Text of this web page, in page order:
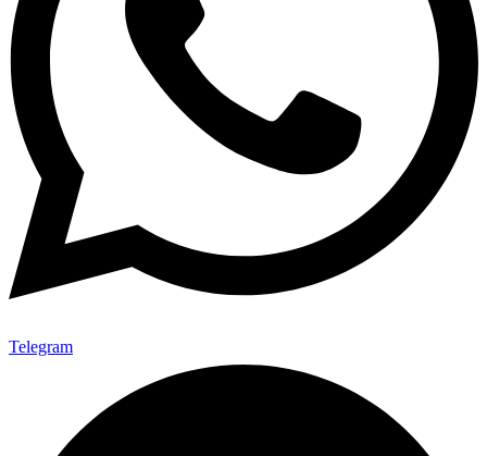
Telegram